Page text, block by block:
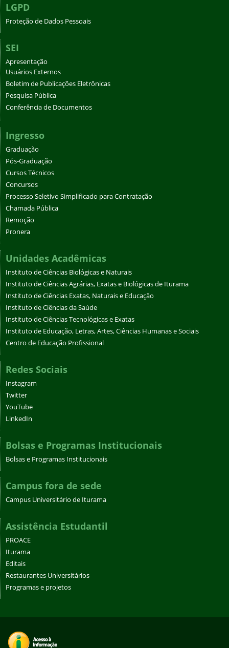
LGPD
Proteção de Dados Pessoais
SEI
Apresentação
Usuários Externos
Boletim de Publicações Eletrônicas
Pesquisa Pública
Conferência de Documentos
Ingresso
Graduação
Pós-Graduação
Cursos Técnicos
Concursos
Processo Seletivo Simplificado para Contratação
Chamada Pública
Remoção
Pronera
Unidades Acadêmicas
Instituto de Ciências Biológicas e Naturais
Instituto de Ciências Agrárias, Exatas e Biológicas de Iturama
Instituto de Ciências Exatas, Naturais e Educação
Instituto de Ciências da Saúde
Instituto de Ciências Tecnológicas e Exatas
Instituto de Educação, Letras, Artes, Ciências Humanas e Sociais
Centro de Educação Profissional
Redes Sociais
Instagram
Twitter
YouTube
LinkedIn
Bolsas e Programas Institucionais
Bolsas e Programas Institucionais
Campus fora de sede
Campus Universitário de Iturama
Assistência Estudantil
PROACE
Iturama
Editais
Restaurantes Universitários
Programas e projetos